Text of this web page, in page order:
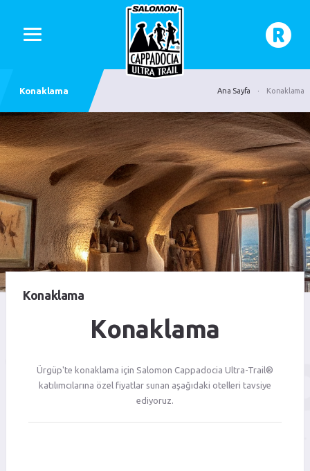
Konaklama Ana Sayfa Konaklama
Konaklama
Konaklama
Ürgüp'te konaklama için Salomon Cappadocia Ultra-Trail®
katılımcılarına özel fiyatlar sunan aşağıdaki otelleri tavsiye
ediyoruz.